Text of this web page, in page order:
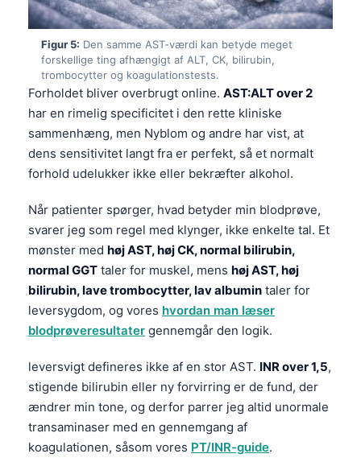
Figur 5: Den samme AST-værdi kan betyde meget
forskellige ting afhængigt af ALT, CK, bilirubin,
trombocytter og koagulationstests.
Forholdet bliver overbrugt online. AST:ALT over 2
har en rimelig specificitet i den rette kliniske
sammenhæng, men Nyblom og andre har vist, at
dens sensitivitet langt fra er perfekt, så et normalt
forhold udelukker ikke eller bekræfter alkohol.
Når patienter spørger, hvad betyder min blodprøve,
svarer jeg som regel med klynger, ikke enkelte tal. Et
mønster med høj AST, høj CK, normal bilirubin,
normal GGT taler for muskel, mens høj AST, høj
bilirubin, lave trombocytter, lav albumin taler for
leversygdom, og vores hvordan man læser
blodprøveresultater gennemgår den logik.
leversvigt defineres ikke af en stor AST. INR over 1,5,
stigende bilirubin eller ny forvirring er de fund, der
ændrer min tone, og derfor parrer jeg altid unormale
transaminaser med en gennemgang af
koagulationen, såsom vores PT/INR-guide.